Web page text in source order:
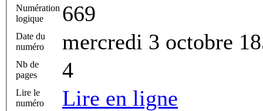
Numération
logique
669
Date du
numéro
mercredi 3 octobre
Nb de
pages
4
Lire le
numéro
Lire en ligne